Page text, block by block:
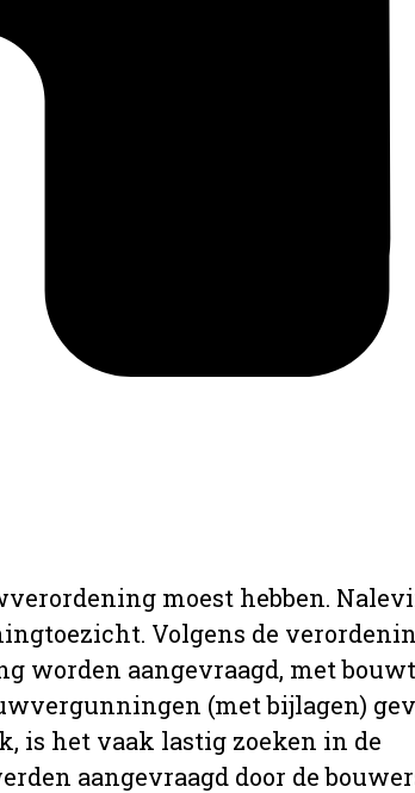
moest hebben.
Volgens de
worden aangevraagd, met
(met bijlagen)
is het vaak lastig zoeken in de
aangevraagd door de